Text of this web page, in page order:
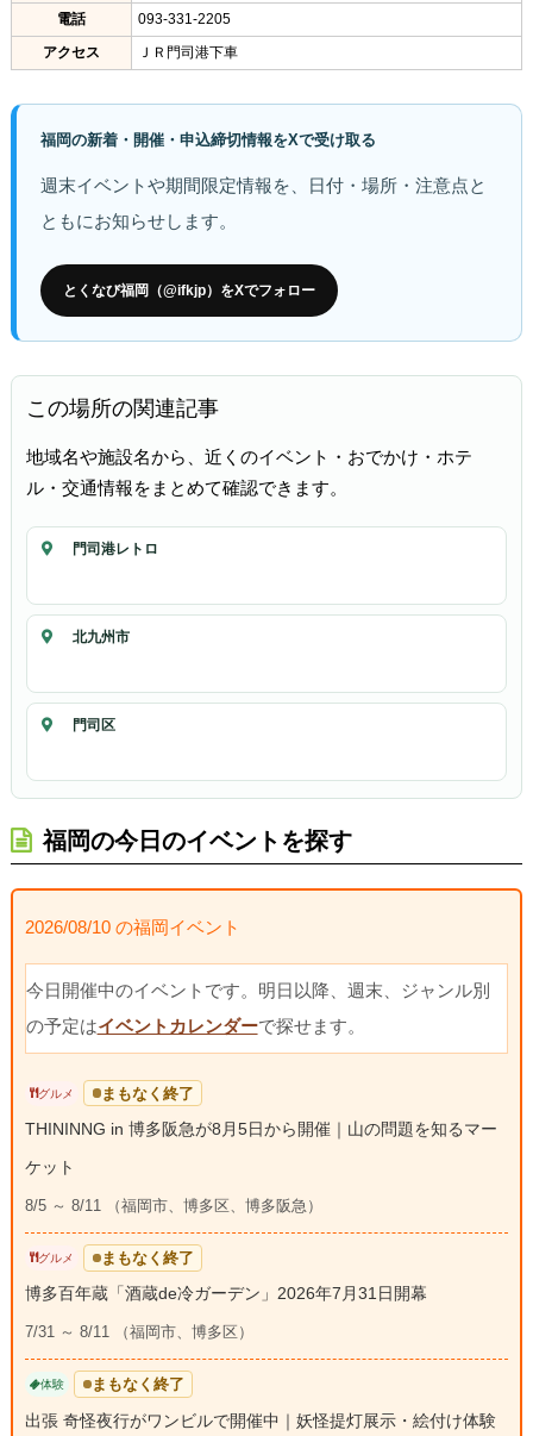
電話
093-331-2205
アクセス
ＪＲ門司港下車
福岡の新着・開催・申込締切情報をXで受け取る
週末イベントや期間限定情報を、日付・場所・注意点と
ともにお知らせします。
とくなび福岡（@ifkjp）をXでフォロー
この場所の関連記事
地域名や施設名から、近くのイベント・おでかけ・ホテ
ル・交通情報をまとめて確認できます。
門司港レトロ
北九州市
門司区
福岡の今日のイベントを探す
2026/08/10 の福岡イベント
今日開催中のイベントです。明日以降、週末、ジャンル別
の予定はイベントカレンダーで探せます。
グルメ まもなく終了
THININNG in 博多阪急が8月5日から開催｜山の問題を知るマー
ケット
8/5 ～ 8/11 （福岡市、博多区、博多阪急）
グルメ まもなく終了
博多百年蔵「酒蔵de冷ガーデン」2026年7月31日開幕
7/31 ～ 8/11 （福岡市、博多区）
体験 まもなく終了
出張 奇怪夜行がワンビルで開催中｜妖怪提灯展示・絵付け体験